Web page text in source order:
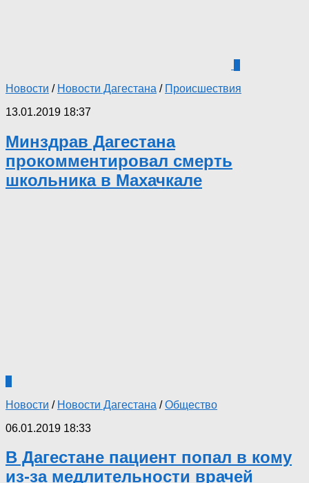
Новости / Новости Дагестана / Происшествия
13.01.2019 18:37
Минздрав Дагестана
прокомментировал смерть
школьника в Махачкале
Новости / Новости Дагестана /Общество
06.01.2019 18:33
В Дагестане пациент попал в кому
из-за медлительности врачей